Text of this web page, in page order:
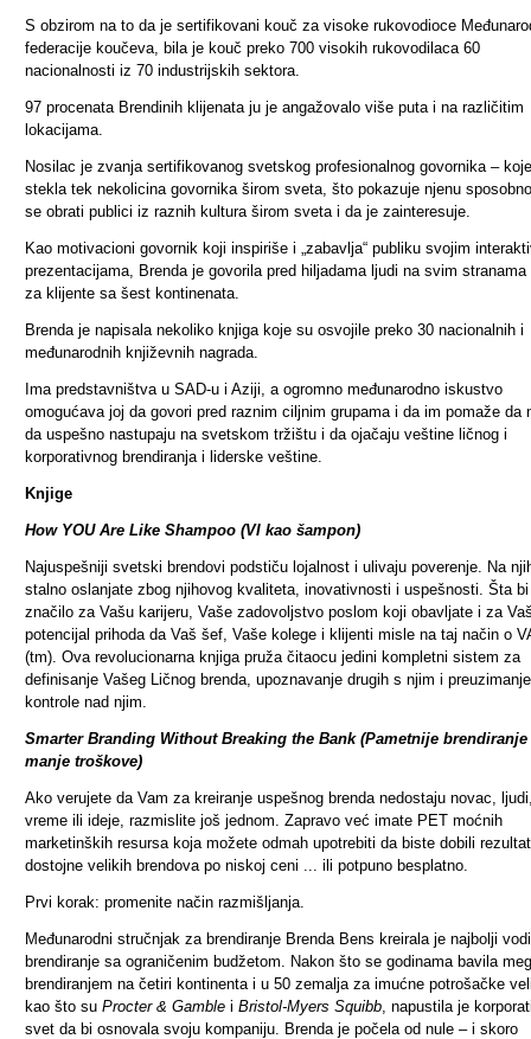
S obzirom na to da je sertifikovani kouč za visoke rukovodioce
federacije koučeva, bila je kouč preko 700 visokih rukovodilaca 60
nacionalnosti iz 70 industrijskih sektora.
97 procenata Brendinih klijenata ju je angažovalo više puta i na različitim
lokacijama.
Nosilac je zvanja sertifikovanog svetskog profesionalnog govornika –
stekla tek nekolicina govornika širom sveta, što pokazuje njenu
se obrati publici iz raznih kultura širom sveta i da je zainteresuje.
Kao motivacioni govornik koji inspiriše i „zabavlja“ publiku svojim
prezentacijama, Brenda je govorila pred hiljadama ljudi na svim
za klijente sa šest kontinenata.
Brenda je napisala nekoliko knjiga koje su osvojile preko 30 nacionalnih i
međunarodnih književnih nagrada.
Ima predstavništva u SAD-u i Aziji, a ogromno međunarodno iskustvo
omogućava joj da govori pred raznim ciljnim grupama i da im pomaže da
da uspešno nastupaju na svetskom tržištu i da ojačaju veštine ličnog i
korporativnog brendiranja i liderske veštine.
Knjige
How YOU Are Like Shampoo (VI kao šampon)
Najuspešniji svetski brendovi podstiču lojalnost i ulivaju poverenje. Na
stalno oslanjate zbog njihovog kvaliteta, inovativnosti i uspešnosti. Šta bi
značilo za Vašu karijeru, Vaše zadovoljstvo poslom koji obavljate i za
potencijal prihoda da Vaš šef, Vaše kolege i klijenti misle na taj način o
(tm). Ova revolucionarna knjiga pruža čitaocu jedini kompletni sistem za
definisanje Vašeg Ličnog brenda, upoznavanje drugih s njim i preuzimanje
kontrole nad njim.
Smarter Branding Without Breaking the Bank (Pametnije brendiranje
manje troškove)
Ako verujete da Vam za kreiranje uspešnog brenda nedostaju novac,
vreme ili ideje, razmislite još jednom. Zapravo već imate PET moćnih
marketinških resursa koja možete odmah upotrebiti da biste dobili
dostojne velikih brendova po niskoj ceni ... ili potpuno besplatno.
Prvi korak: promenite način razmišljanja.
Međunarodni stručnjak za brendiranje Brenda Bens kreirala je najbolji
brendiranje sa ograničenim budžetom. Nakon što se godinama bavila
brendiranjem na četiri kontinenta i u 50 zemalja za imućne potrošačke
kao što su Procter & Gamble i Bristol-Myers Squibb, napustila je
svet da bi osnovala svoju kompaniju. Brenda je počela od nule –i skoro